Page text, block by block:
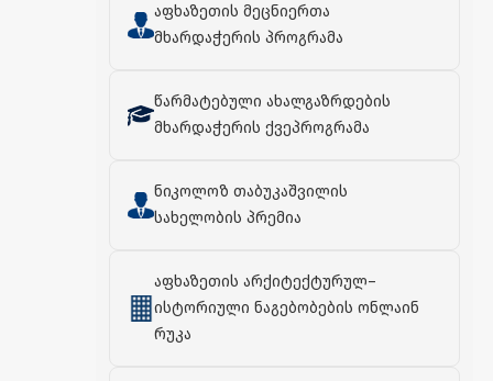
აფხაზეთის მეცნიერთა
მხარდაჭერის პროგრამა
წარმატებული ახალგაზრდების
მხარდაჭერის ქვეპროგრამა
ნიკოლოზ თაბუკაშვილის
სახელობის პრემია
აფხაზეთის არქიტექტურულ–
ისტორიული ნაგებობების ონლაინ
რუკა